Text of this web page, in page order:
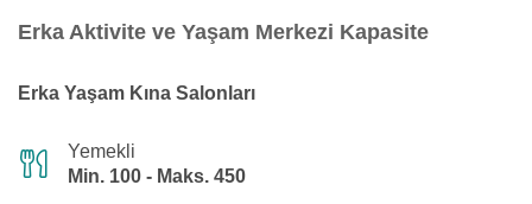
Erka Aktivite ve Yaşam Merkezi Kapasite
Erka Yaşam Kına Salonları
Yemekli
Min. 100 - Maks. 450